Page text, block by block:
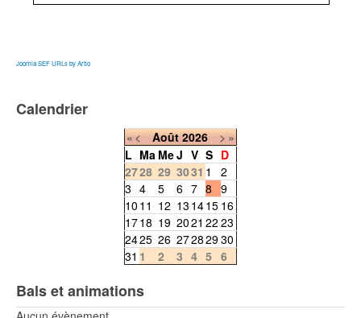
Joomla SEF URLs by Artio
Calendrier
«< Août 2026 >»
L Ma MeJ V S D
2728 29 3031 1
2
3 4 5 6 7 8 9
10 11 12 13 1415 16
1718 19 2021 22 23
2425 26 27282930
31 1 2 3 4 5 6
Bals et animations